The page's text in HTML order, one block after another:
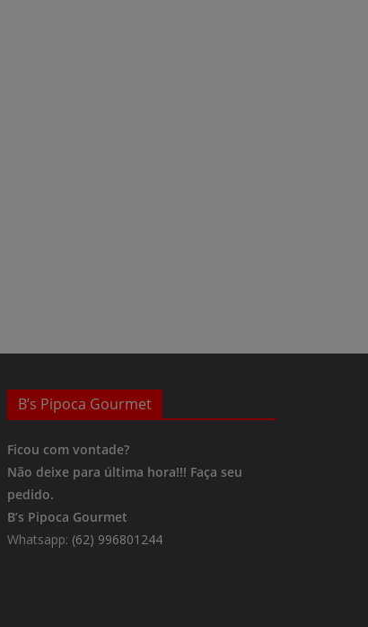
B’s Pipoca Gourmet
Ficou com vontade?
Não deixe para última hora!!! Faça seu
pedido.
B’s Pipoca Gourmet
Whatsapp: (62) 996801244